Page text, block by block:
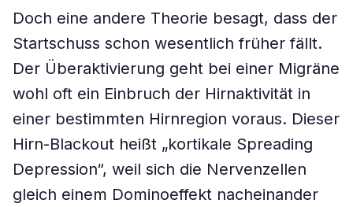
Doch eine andere Theorie besagt, dass der
Startschuss schon wesentlich früher fällt.
Der Überaktivierung geht bei einer Migräne
wohl oft ein Einbruch der Hirnaktivität in
einer bestimmten Hirnregion voraus. Dieser
Hirn-Blackout heißt „kortikale Spreading
Depression“, weil sich die Nervenzellen
gleich einem Dominoeffekt nacheinander